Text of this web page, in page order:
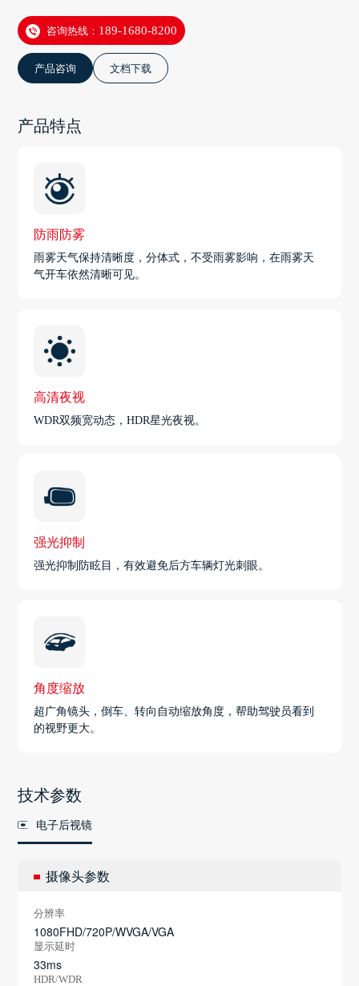
咨询热线： 189-1680-8200
产品咨询 文档下载
产品特点
防雨防雾
雨雾天气保持清晰度，分体式，不受雨雾影响，在雨雾天
气开车依然清晰可见。
高清夜视
WDR双频宽动态，HDR星光夜视。
强光抑制
强光抑制防眩目，有效避免后方车辆灯光刺眼。
角度缩放
超广角镜头，倒车、转向自动缩放角度，帮助驾驶员看到
的视野更大。
技术参数
电子后视镜
摄像头参数
分辨率
1080FHD/720P/WVGA/VGA
显示延时
33ms
HDR/WDR